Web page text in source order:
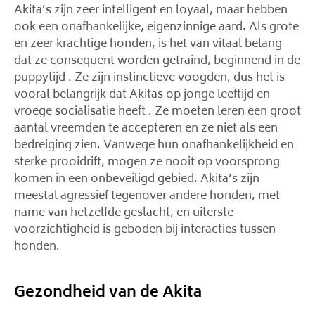
Akita’s zijn zeer intelligent en loyaal, maar hebben
ook een onafhankelijke, eigenzinnige aard. Als grote
en zeer krachtige honden, is het van vitaal belang
dat ze consequent worden getraind, beginnend in de
puppytijd . Ze zijn instinctieve voogden, dus het is
vooral belangrijk dat Akitas op jonge leeftijd en
vroege socialisatie heeft . Ze moeten leren een groot
aantal vreemden te accepteren en ze niet als een
bedreiging zien. Vanwege hun onafhankelijkheid en
sterke prooidrift, mogen ze nooit op voorsprong
komen in een onbeveiligd gebied. Akita’s zijn
meestal agressief tegenover andere honden, met
name van hetzelfde geslacht, en uiterste
voorzichtigheid is geboden bij interacties tussen
honden.
Gezondheid van de Akita